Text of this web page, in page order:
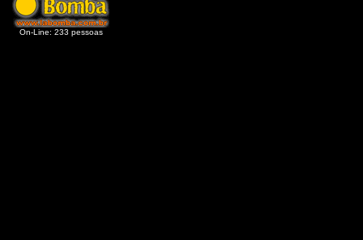
On-Line: 233 pessoas